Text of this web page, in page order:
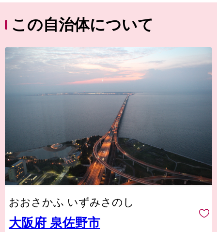
この自治体について
おおさかふ いずみさのし
大阪府 泉佐野市